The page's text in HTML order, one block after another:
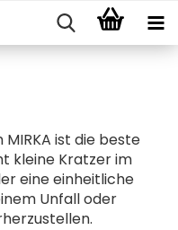
ist die beste
kleine Kratzer im
eine einheitliche
Unfall oder